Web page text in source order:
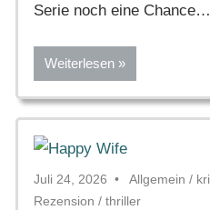
Serie noch eine Chance…
Weiterlesen
Juli 24, 2026 Allgemein /
Rezension / thriller